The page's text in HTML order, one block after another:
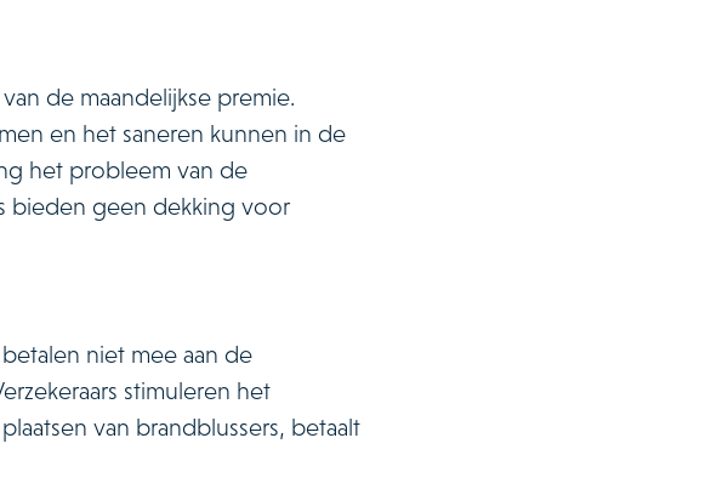
de maandelijkse premie.
en het saneren kunnen in de
het probleem van de
bieden geen dekking voor
niet mee aan de
stimuleren het
van brandblussers, betaalt